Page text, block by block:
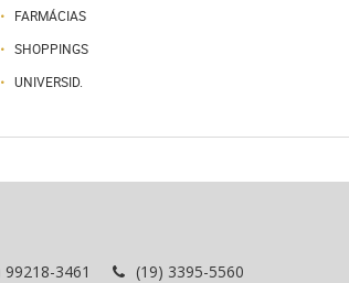
FARMÁCIAS
SHOPPINGS
UNIVERSID.
99218-3461
(19) 3395-5560